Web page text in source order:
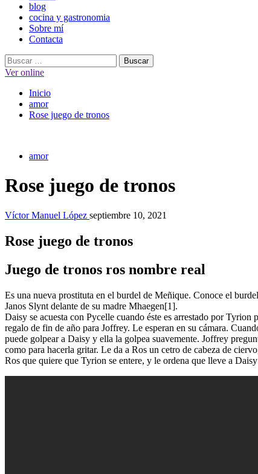
blog
cocina y gastronomia
Sobre mí
Contacta
Buscar:
Ver online
Inicio
amor
Rose juego de tronos
amor
Rose juego de tronos
Víctor Manuel López septiembre 10, 2021
Rose juego de tronos
Juego de tronos ros nombre real
Es una nueva prostituta en el burdel de Meñique. Conoce el
Janos Slynt delante de su madre Mhaegen[1].
Daisy se acuesta con Pycelle cuando éste es arrestado por
regalo de fin de año para Joffrey. Le esperan en su cámara.
puede golpear a Daisy y ella la golpea suavemente. Joffrey
como para hacerla gritar. Le da a Ros un cetro de cabeza de
Ros que quiere que Tyrion se entere, y le ordena que lleve a